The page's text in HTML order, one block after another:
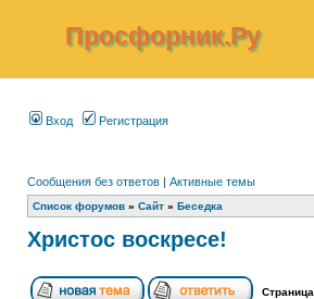
Просфорник.Ру
Вход Регистрация
Сообщения без ответов | Активные темы
Список форумов » Сайт » Беседка
Христос воскресе!
Страница